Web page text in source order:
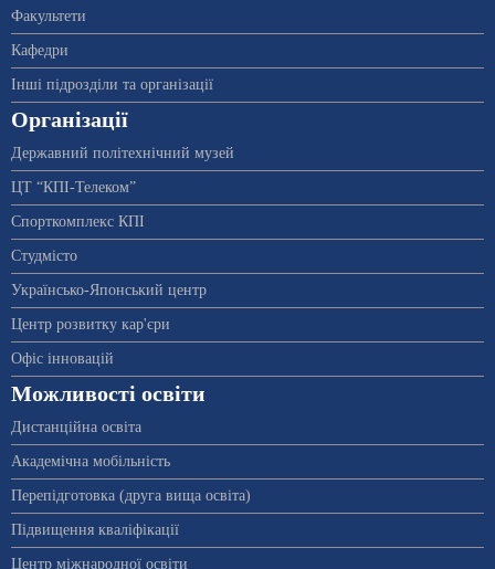
Факультети
Кафедри
Інші підрозділи та організації
Організації
Державний політехнічний музей
ЦТ “КПІ-Телеком”
Спорткомплекс КПІ
Студмісто
Українсько-Японський центр
Центр розвитку кар'єри
Офіс інновацій
Можливості освіти
Дистанційна освіта
Академічна мобільність
Перепідготовка (друга вища освіта)
Підвищення кваліфікації
Центр міжнародної освіти